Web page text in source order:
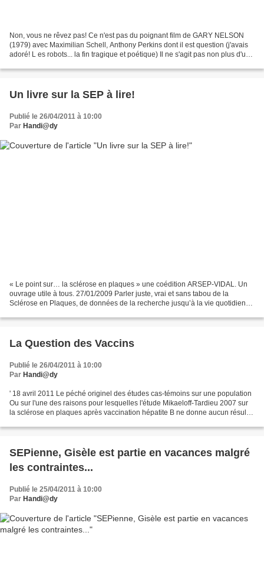
Non, vous ne rêvez pas! Ce n'est pas du poignant film de GARY NELSON
(1979) avec Maximilian Schell, Anthony Perkins dont il est question (j'avais
adoré! L es robots... la fin tragique et poétique) Il ne s'agit pas non plus d'une
Un livre sur la SEP à lire!
Publié le 26/04/2011 à 10:00
Par Handi@dy
« Le point sur… la sclérose en plaques » une coédition ARSEP-VIDAL. Un
ouvrage utile à tous. 27/01/2009 Parler juste, vrai et sans tabou de la
Sclérose en Plaques, de données de la recherche jusqu’à la vie quotidienne
La Question des Vaccins
Publié le 26/04/2011 à 10:00
Par Handi@dy
' 18 avril 2011 Le péché originel des études cas-témoins sur une population
Ou sur l'une des raisons pour lesquelles l'étude Mikaeloff-Tardieu 2007 sur
la sclérose en plaques après vaccination hépatite B ne donne aucun résultat
SEPienne, Gisèle est partie en vacances malgré
les contraintes...
Publié le 25/04/2011 à 10:00
Par Handi@dy